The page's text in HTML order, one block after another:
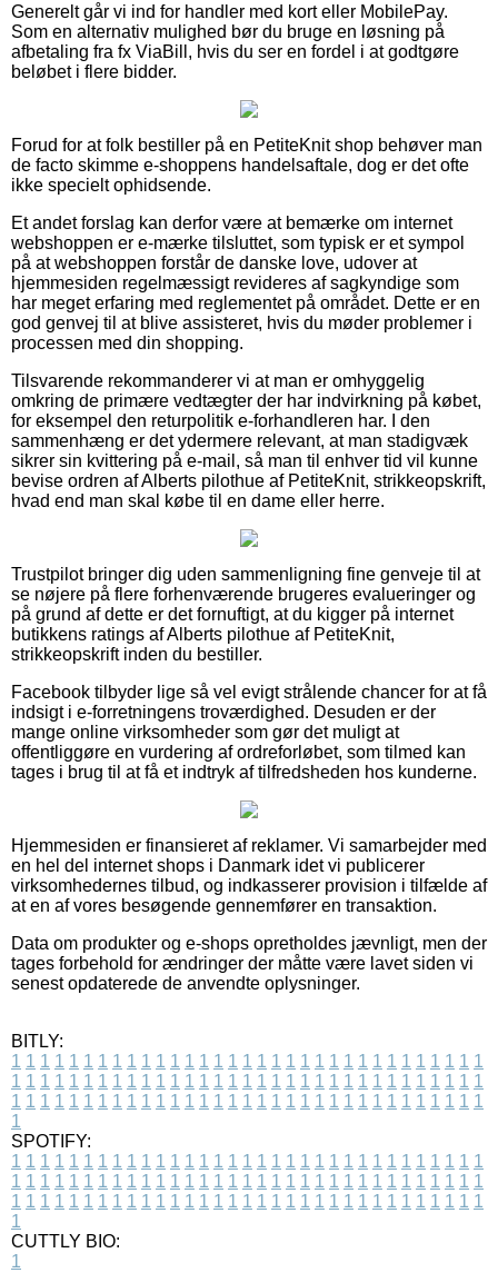
Generelt går vi ind for handler med kort eller MobilePay.
Som en alternativ mulighed bør du bruge en løsning på
afbetaling fra fx ViaBill, hvis du ser en fordel i at godtgøre
beløbet i flere bidder.
Forud for at folk bestiller på en PetiteKnit shop behøver man
de facto skimme e-shoppens handelsaftale, dog er det ofte
ikke specielt ophidsende.
Et andet forslag kan derfor være at bemærke om internet
webshoppen er e-mærke tilsluttet, som typisk er et sympol
på at webshoppen forstår de danske love, udover at
hjemmesiden regelmæssigt revideres af sagkyndige som
har meget erfaring med reglementet på området. Dette er en
god genvej til at blive assisteret, hvis du møder problemer i
processen med din shopping.
Tilsvarende rekommanderer vi at man er omhyggelig
omkring de primære vedtægter der har indvirkning på købet,
for eksempel den returpolitik e-forhandleren har. I den
sammenhæng er det ydermere relevant, at man stadigvæk
sikrer sin kvittering på e-mail, så man til enhver tid vil kunne
bevise ordren af Alberts pilothue af PetiteKnit, strikkeopskrift,
hvad end man skal købe til en dame eller herre.
Trustpilot bringer dig uden sammenligning fine genveje til at
se nøjere på flere forhenværende brugeres evalueringer og
på grund af dette er det fornuftigt, at du kigger på internet
butikkens ratings af Alberts pilothue af PetiteKnit,
strikkeopskrift inden du bestiller.
Facebook tilbyder lige så vel evigt strålende chancer for at få
indsigt i e-forretningens troværdighed. Desuden er der
mange online virksomheder som gør det muligt at
offentliggøre en vurdering af ordreforløbet, som tilmed kan
tages i brug til at få et indtryk af tilfredsheden hos kunderne.
Hjemmesiden er finansieret af reklamer. Vi samarbejder med
en hel del internet shops i Danmark idet vi publicerer
virksomhedernes tilbud, og indkasserer provision i tilfælde af
at en af vores besøgende gennemfører en transaktion.
Data om produkter og e-shops opretholdes jævnligt, men der
tages forbehold for ændringer der måtte være lavet siden vi
senest opdaterede de anvendte oplysninger.
BITLY:
1 1 1 1 1 1 1 1 1 1 1 1 1 1 1 1 1 1 1 1 1 1 1 1 1 1 1 1 1 1 1 1 1
1 1 1 1 1 1 1 1 1 1 1 1 1 1 1 1 1 1 1 1 1 1 1 1 1 1 1 1 1 1 1 1 1
1 1 1 1 1 1 1 1 1 1 1 1 1 1 1 1 1 1 1 1 1 1 1 1 1 1 1 1 1 1 1 1 1
1
SPOTIFY:
1 1 1 1 1 1 1 1 1 1 1 1 1 1 1 1 1 1 1 1 1 1 1 1 1 1 1 1 1 1 1 1 1
1 1 1 1 1 1 1 1 1 1 1 1 1 1 1 1 1 1 1 1 1 1 1 1 1 1 1 1 1 1 1 1 1
1 1 1 1 1 1 1 1 1 1 1 1 1 1 1 1 1 1 1 1 1 1 1 1 1 1 1 1 1 1 1 1 1
1
CUTTLY BIO:
1